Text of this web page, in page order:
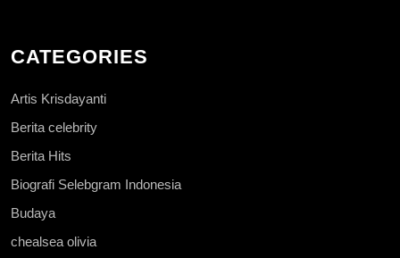
CATEGORIES
Artis Krisdayanti
Berita celebrity
Berita Hits
Biografi Selebgram Indonesia
Budaya
chealsea olivia